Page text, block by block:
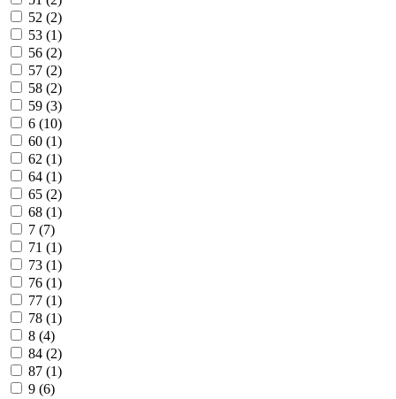
52 (2)
53 (1)
56 (2)
57 (2)
58 (2)
59 (3)
6 (10)
60 (1)
62 (1)
64 (1)
65 (2)
68 (1)
7 (7)
71 (1)
73 (1)
76 (1)
77 (1)
78 (1)
8 (4)
84 (2)
87 (1)
9 (6)